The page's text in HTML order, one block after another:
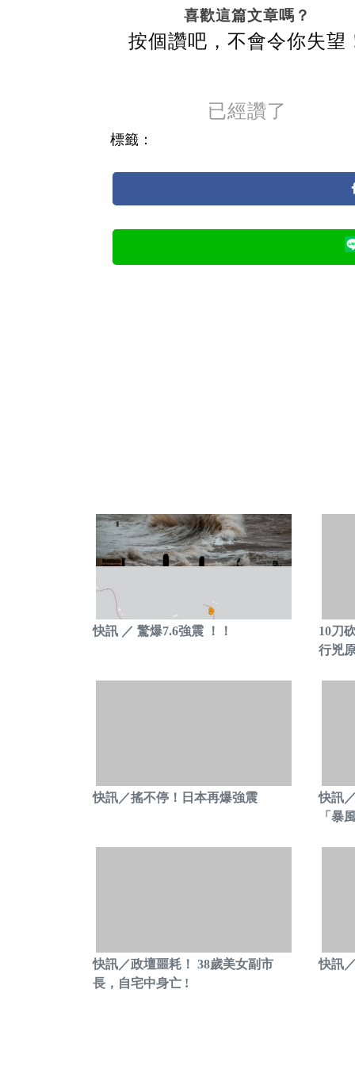
喜歡這篇文章嗎？
按個讚吧，不會令你失望
已經讚了
標籤：
快訊 ／ 驚爆7.6強震 ！！
10刀
行兇
快訊／搖不停！日本再爆強震
快訊
「暴
快訊／政壇噩耗！ 38歲美女副市
長，自宅中身亡 !
快訊